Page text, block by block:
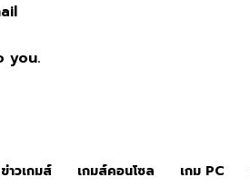
you.
ข่าวเกมส์ เกมส์คอนโซล เกม PC